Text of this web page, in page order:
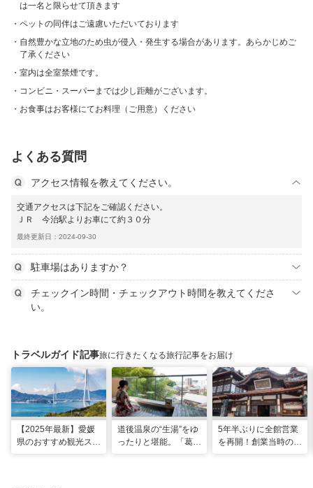
は一名と限らせて頂きます
ペットの同伴はご遠慮いただいております
自然豊かな立地のため虫が侵入・発生する場合があります。あらかじめご
了承ください
室内は全室禁煙です。
コンビニ・スーパーまでは少し距離がございます。
お食事はお客様にてお料理（ご用意）ください
よくある質問
アクセス情報を教えてください。
交通アクセスは下記をご確認ください。
ＪＲ 今治駅よりお車にて約３０分
最終更新日：2024-09-30
駐車場はありますか？
チェックイン時間・チェックアウト時間を教えてくださ
い。
トラベルガイド記事旅に行きたくなる旅行記事をお届け
【2025年最新】愛媛
県のおすすめ観光スポ
道後温泉の“生湯”をゆ
ったりと堪能。「葛城
5年半ぶりに全館営業
を再開！創業当時の風